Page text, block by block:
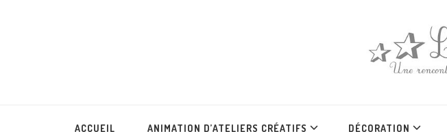
ACCUEIL ANIMATION D’ATELIERS CRÉATIFS DÉCORATION